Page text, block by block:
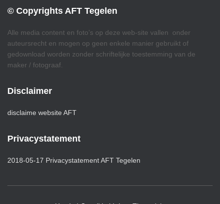
© Copyrights AFT Tegelen
Alle media content en foto’s op deze web-site vallen onder
auteursrecht en mogen op geen enkele manier gebruikt of
gedownload worden zonder schriftelijke toestemming van de
maker / fotograaf.
Disclaimer
disclaime website AFT
Privacystatement
2018-05-17 Privacystatement AFT Tegelen